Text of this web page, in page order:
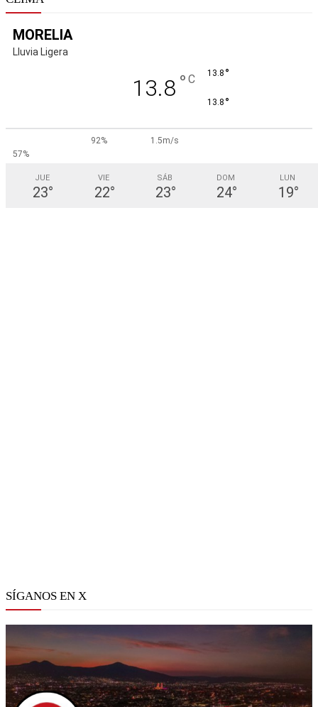
MORELIA
Lluvia Ligera
13.8 ° C 13.8 °
13.8 °
92%
1.5m/s
57%
JUE
23°
VIE
22°
SÁB
23°
DOM
24°
LUN
19°
SÍGANOS EN X